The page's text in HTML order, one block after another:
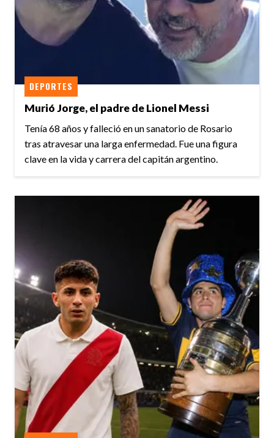
Murió Jorge, el padre de Lionel Messi
DEPORTES
Tenía 68 años y falleció en un sanatorio de Rosario
tras atravesar una larga enfermedad. Fue una figura
clave en la vida y carrera del capitán argentino.